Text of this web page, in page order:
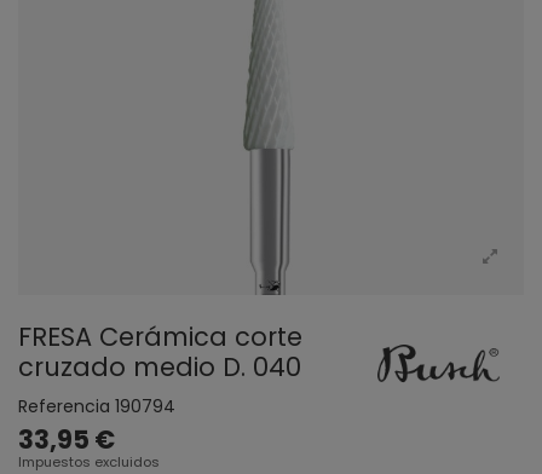
FRESA Cerámica corte
cruzado medio D. 040
Referencia 190794
33,95 €
Impuestos excluidos